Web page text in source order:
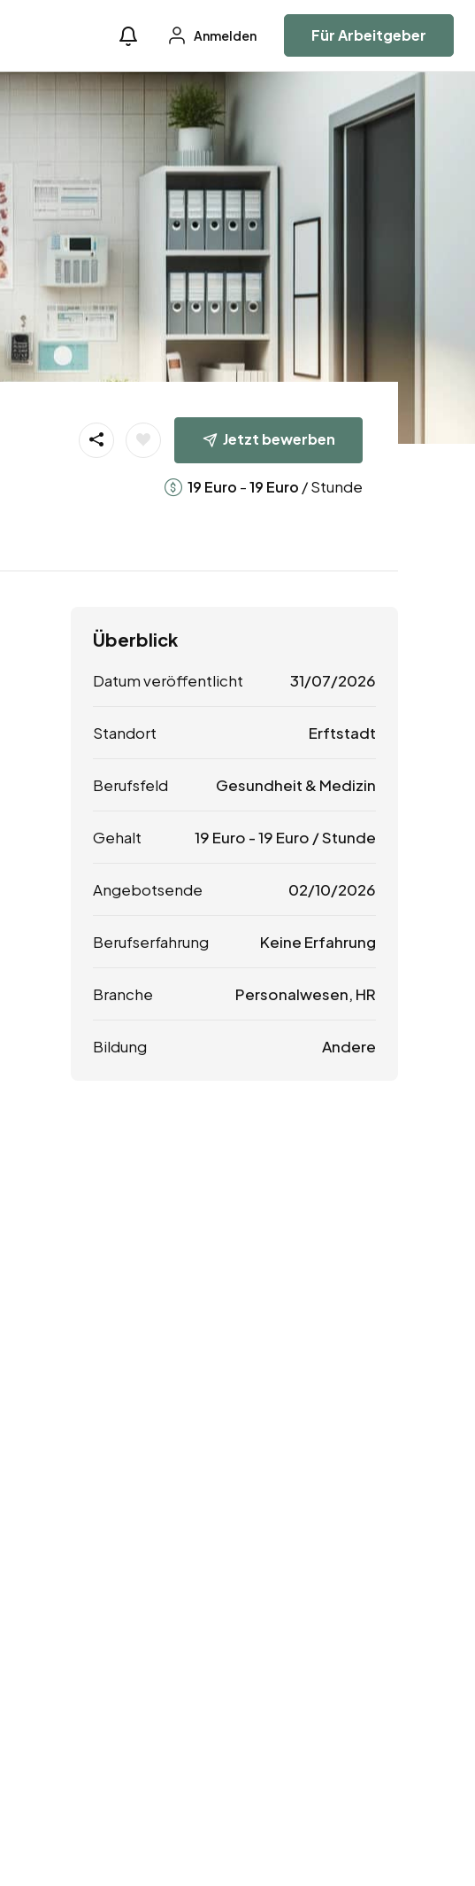
Anmelden Für Arbeitgeber
Jetzt bewerben
19 Euro -19 Euro / Stunde
Überblick
Datum veröffentlicht 31/07/2026
Standort Erftstadt
Berufsfeld Gesundheit & Medizin
Gehalt 19 Euro -19 Euro / Stunde
Angebotsende 02/10/2026
Berufserfahrung Keine Erfahrung
Branche Personalwesen, HR
Bildung Andere